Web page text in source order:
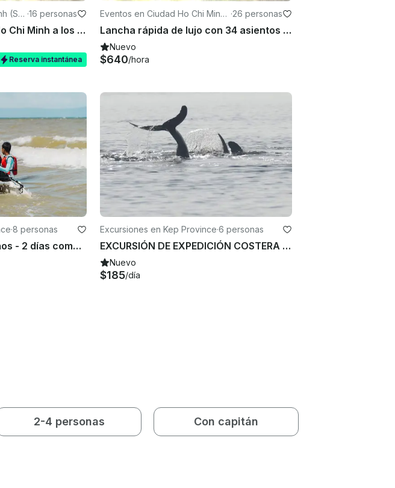
(Sai ·16 personas
Excursión VIP desde Ho Chi Minh a los túneles de Cu Chi en lancha motora con almuerzo incluido
Reserva instantánea
Eventos en Ciudad Ho Chi Minh
(Saigón)
·26 personas
Lancha rápida de lujo con 34 asientos para un máximo de 26 personas
Nuevo
$640/hora
·8 personas
Curso de vela para niños - 2 días completos
Excursiones en Kep Province·6 personas
EXCURSIÓN DE EXPEDICIÓN COSTERA CON DELFINES
Nuevo
$185/día
2-4 personas Con capitán